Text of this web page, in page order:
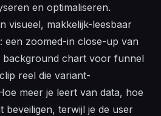
en optimaliseren.
visueel, makkelijk-leesbaar
een zoomed-in close-up van
background chart voor funnel
reel die variant-
meer je leert van data, hoe
beveiligen, terwijl je de user